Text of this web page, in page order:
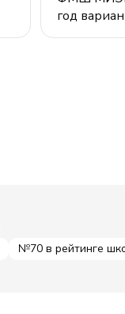
год
№70 в рейтинге